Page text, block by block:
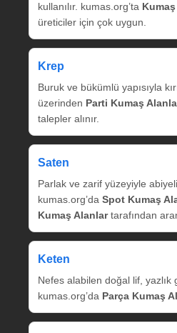
kullanılır. kumas.org’ta
üreticiler için çok uygun.
Krep
Buruk ve bükümlü yapısıyla
üzerinden Parti Kumaş
talepler alınır.
Saten
Parlak ve zarif yüzeyiyle
kumas.org’da Spot Kumaş
Kumaş Alanlartarafından
Keten
Nefes alabilen doğal lif, yazlık
kumas.org’da Parça Kumaş